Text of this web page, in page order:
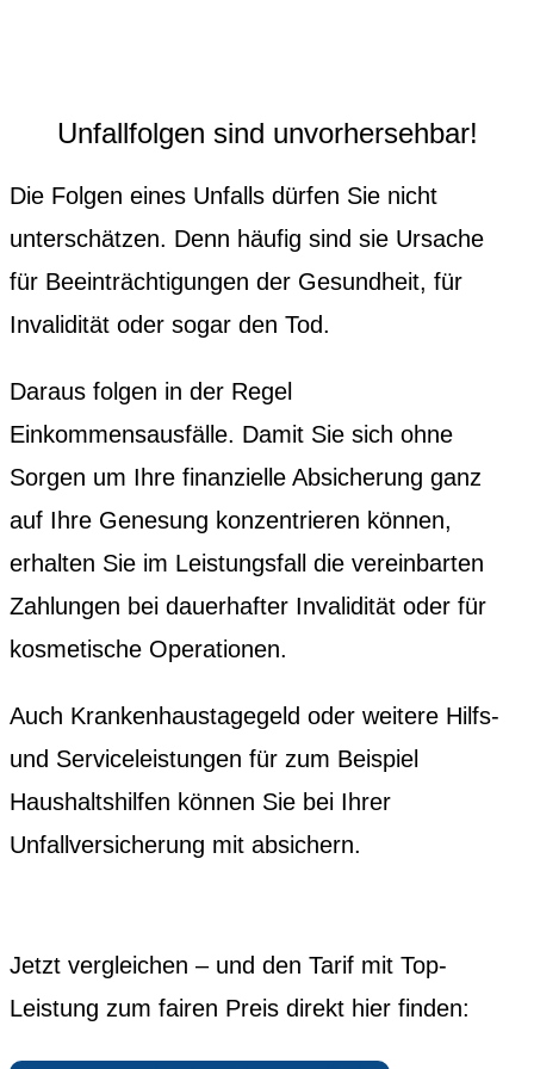
Unfallfolgen sind unvorhersehbar!
Die Folgen eines Unfalls dürfen Sie nicht
unterschätzen. Denn häufig sind sie Ursache
für Beeinträchtigungen der Gesundheit, für
Invalidität oder sogar den Tod.
Daraus folgen in der Regel
Einkommensausfälle. Damit Sie sich ohne
Sorgen um Ihre finanzielle Absicherung ganz
auf Ihre Genesung konzentrieren können,
erhalten Sie im Leistungsfall die vereinbarten
Zahlungen bei dauerhafter Invalidität oder für
kosmetische Operationen.
Auch Krankenhaustagegeld oder weitere Hilfs-
und Serviceleistungen für zum Beispiel
Haushaltshilfen können Sie bei Ihrer
Unfallversicherung mit absichern.
Jetzt vergleichen – und den Tarif mit Top-
Leistung zum fairen Preis direkt hier finden: